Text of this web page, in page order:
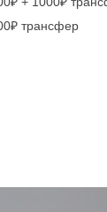
трансфер